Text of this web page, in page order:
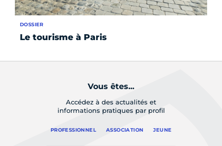
Le tourisme à Paris
DOSSIER
Vous êtes...
Accédez à des actualités et
informations pratiques par profil
PROFESSIONNEL ASSOCIATION JEUNE